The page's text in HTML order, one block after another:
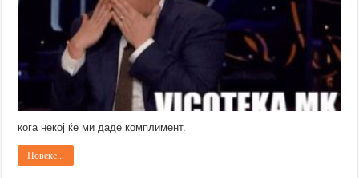
кога некој ќе ми даде комплимент.
Повеќе...